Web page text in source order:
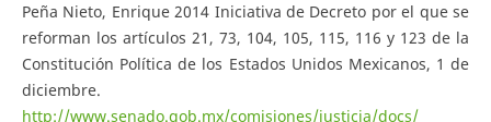
Peña Nieto, Enrique 2014 Iniciativa de Decreto por el que se
reforman los artículos 21, 73, 104, 105, 115, 116 y 123 de la
Constitución Política de los Estados Unidos Mexicanos, 1 de
diciembre.
http://www.senado.gob.mx/comisiones/justicia/docs/